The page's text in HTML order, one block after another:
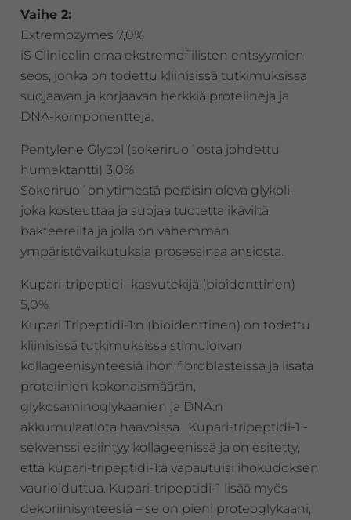
Vaihe 2:
Extremozymes 7,0%
iS Clinicalin oma ekstremofiilisten entsyymien
seos, jonka on todettu kliinisissä tutkimuksissa
suojaavan ja korjaavan herkkiä proteiineja ja
DNA-komponentteja.
Pentylene Glycol (sokeriruo´osta johdettu
humektantti) 3,0%
Sokeriruo´on ytimestä peräisin oleva glykoli,
joka kosteuttaa ja suojaa tuotetta ikäviltä
bakteereilta ja jolla on vähemmän
ympäristövaikutuksia prosessinsa ansiosta.
Kupari-tripeptidi -kasvutekijä (bioidenttinen)
5,0%
Kupari Tripeptidi-1:n (bioidenttinen) on todettu
kliinisissä tutkimuksissa stimuloivan
kollageenisynteesiä ihon fibroblasteissa ja lisätä
proteiinien kokonaismäärän,
glykosaminoglykaanien ja DNA:n
akkumulaatiota haavoissa. Kupari-tripeptidi-1 -
sekvenssi esiintyy kollageenissä ja on esitetty,
että kupari-tripeptidi-1:ä vapautuisi ihokudoksen
vaurioiduttua. Kupari-tripeptidi-1 lisää myös
dekoriinisynteesiä – se on pieni proteoglykaani,